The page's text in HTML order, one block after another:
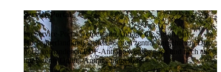
Service-Portal
Im Service-Portal werden alle Anträge die Sie an den
Hochsauerlandkreis stellen können zentral vorgehalten. Die
noch vorhandenen PDF-Anträge werden nach und nach auf
intelligente Online-Anträge umgestellt.